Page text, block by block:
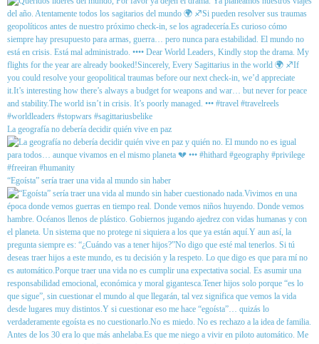
La geografía no debería decidir quién vive en paz
“Egoísta” sería traer una vida al mundo sin haber